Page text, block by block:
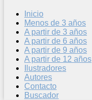
Inicio
Menos de 3 años
A partir de 3 años
A partir de 6 años
A partir de 9 años
A partir de 12 años
Ilustradores
Autores
Contacto
Buscador